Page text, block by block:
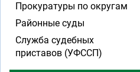
Прокуратуры по округам
Районные суды
Служба судебных
приставов (УФССП)